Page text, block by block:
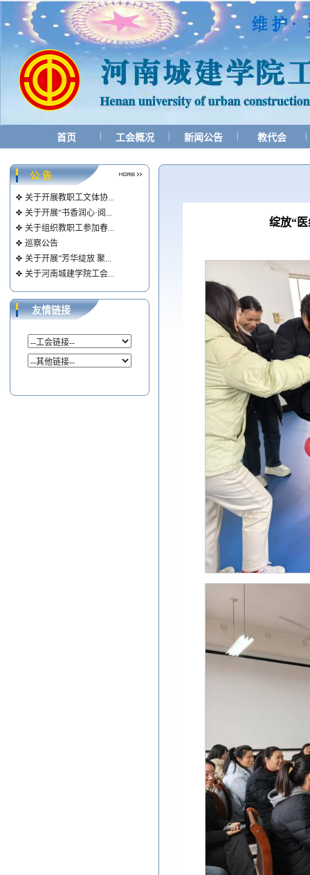
首页 工会概况 新闻公告 教代会
公 告
关于开展教职工文体协...
关于开展“书香润心·阅...
关于组织教职工参加春...
巡察公告
关于开展“芳华绽放 聚...
关于河南城建学院工会...
友情链接
绽放“